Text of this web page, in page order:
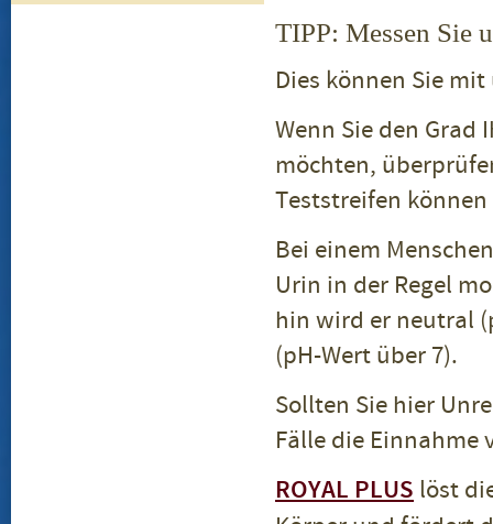
TIPP: Messen Sie
Dies können Sie
Wenn Sie den
möchten,
Teststreifen können
Bei einem
Urin in der Regel
hin wird er neutral
(pH-Wert über 7).
Sollten Sie hier
Fälle die Einnahme
ROYAL PLUS löst